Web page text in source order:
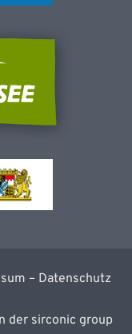
– Datenschutz
der sirconic group